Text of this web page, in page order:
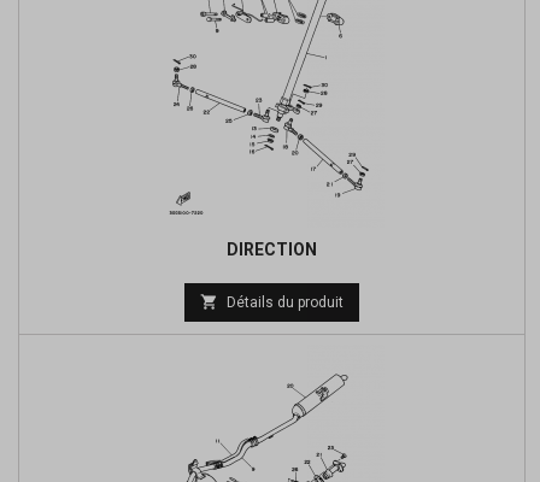
DIRECTION
Prix
de
 Détails du produit